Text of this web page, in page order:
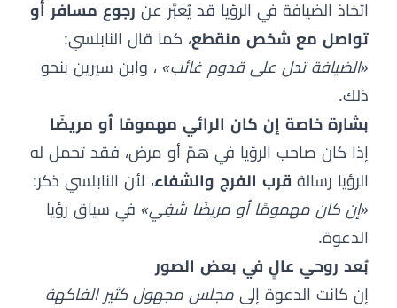
اتخاذ الضيافة في الرؤيا قد يُعبَّر عن رجوع مسافر أو
تواصل مع شخص منقطع، كما قال النابلسي:
«الضيافة تدل على قدوم غائب» ، وابن سيرين بنحو
ذلك.
بشارة خاصة إن كان الرائي مهمومًا أو مريضًا
إذا كان صاحب الرؤيا في همّ أو مرض، فقد تحمل له
الرؤيا رسالة قرب الفرج والشفاء، لأن النابلسي ذكر:
«إن كان مهمومًا أو مريضًا شفِي» في سياق رؤيا
الدعوة.
بُعد روحي عالٍ في بعض الصور
إن كانت الدعوة إلىمجلس مجهول كثير الفاكهة